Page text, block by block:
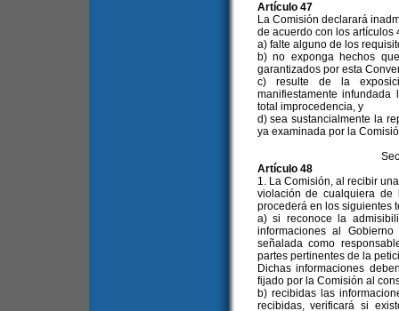
Artículo 47
La Comisión declarará
de acuerdo con los artículos
a) falte alguno de los
b) no exponga hechos
garantizados por esta
c) resulte de la
manifiestamente
total improcedencia, y
d) sea sustancialmente la
ya examinada por la
Artículo 48
1. La Comisión, al recibir
violación de cualquiera de
procederá en los siguientes
a) si reconoce la
informaciones al
señalada como
partes pertinentes de la
Dichas informaciones
fijado por la Comisión al
b) recibidas las
recibidas, verificará si